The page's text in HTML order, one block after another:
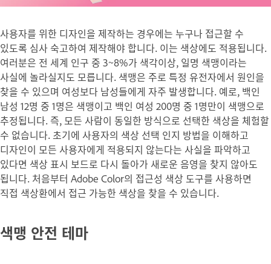
사용자를 위한 디자인을 제작하는 경우에는 누구나 접근할 수
있도록 심사 숙고하여 제작해야 합니다. 이는 색상에도 적용됩니다.
여러분은 전 세계 인구 중 3~8%가 색각이상, 일명 색맹이라는
사실에 놀라실지도 모릅니다. 색맹은 주로 특정 유전자에서 원인을
찾을 수 있으며 여성보다 남성들에게 자주 발생합니다. 예로, 백인
남성 12명 중 1명은 색맹이고 백인 여성 200명 중 1명만이 색맹으로
추정됩니다. 즉, 모든 사람이 동일한 방식으로 선택한 색상을 체험할
수 없습니다. 초기에 사용자의 색상 선택 인지 방법을 이해하고
디자인이 모든 사용자에게 적용되지 않는다는 사실을 파악하고
있다면 색상 표시 보드로 다시 돌아가 새로운 음영을 찾지 않아도
됩니다. 처음부터 Adobe Color의 접근성 색상 도구를 사용하면
직접 색상환에서 접근 가능한 색상을 찾을 수 있습니다.
색맹 안전 테마